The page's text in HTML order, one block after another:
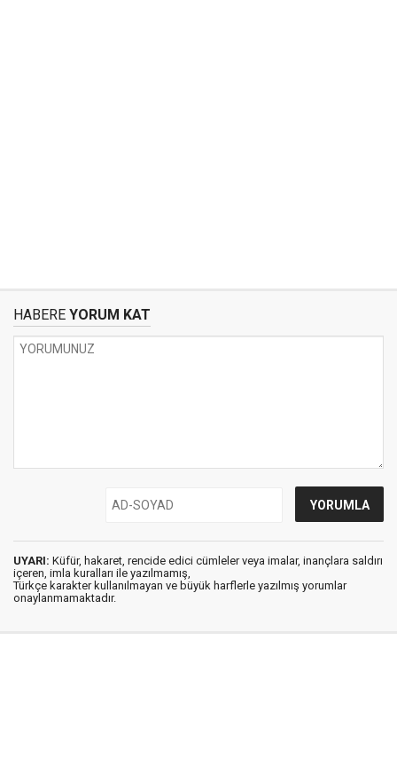
HABERE YORUM KAT
UYARI: Küfür, hakaret, rencide edici cümleler veya imalar, inançlara saldırı
içeren, imla kuralları ile yazılmamış,
Türkçe karakter kullanılmayan ve büyük harflerle yazılmış yorumlar
onaylanmamaktadır.